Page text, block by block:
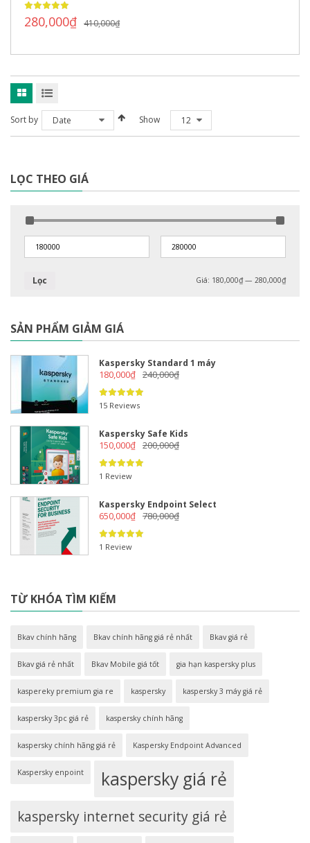
410,000₫
280,000₫
Sort by Date Show 12
LỌC THEO GIÁ
Lọc Giá: 180,000₫— 280,000₫
SẢN PHẨM GIẢM GIÁ
Kaspersky Standard 1 máy
240,000₫
180,000₫
15 Reviews
Kaspersky Safe Kids
200,000₫
150,000₫
1 Review
Kaspersky Endpoint Select
780,000₫
650,000₫
1 Review
TỪ KHÓA TÌM KIẾM
Bkav chính hãng Bkav chính hãng giá rẻ nhất Bkav giá rẻ
Bkav giá rẻ nhất Bkav Mobile giá tốt gia hạn kaspersky plus
kaspereky premium gia re kaspersky kaspersky 3 máy giá rẻ
kaspersky 3pc giá rẻ kaspersky chính hãng
kaspersky chính hãng giá rẻ Kaspersky Endpoint Advanced
Kaspersky enpoint kaspersky giá rẻ
kaspersky internet security giá rẻ